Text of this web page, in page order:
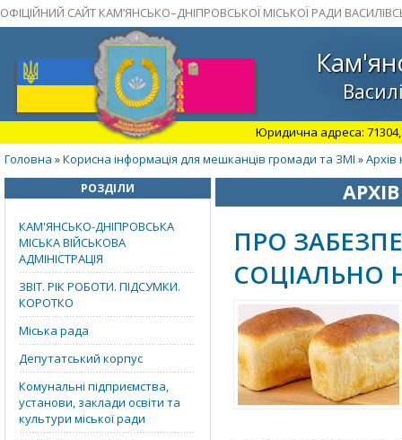
ОФІЦІЙНИЙ САЙТ КАМ’ЯНСЬКО–ДНІПРОВСЬКОЇ МІСЬКОЇ РАДИ
Юридична адреса: 71304,
Головна »Корисна інформація для мешканців громади та ЗМІ »Архів
РОЗДІЛИ
КАМ'ЯНСЬКО-ДНІПРОВСЬКА
МІСЬКА ВІЙСЬКОВА
АДМІНІСТРАЦІЯ
ЗВІТ. РІК РОБОТИ. ПІДСУМКИ.
КОРОТКО
Міська рада
Депутатський корпус
Комунальні підприємства,
установи, заклади освіти та
культури міської ради
ПРО
СОЦІАЛЬНО